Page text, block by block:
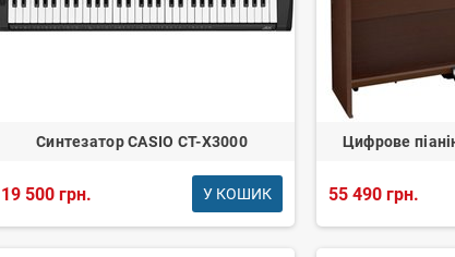
Синтезатор CASIO CT-X3000
19 500 грн. У КОШИК
Цифрове
55 490 грн.